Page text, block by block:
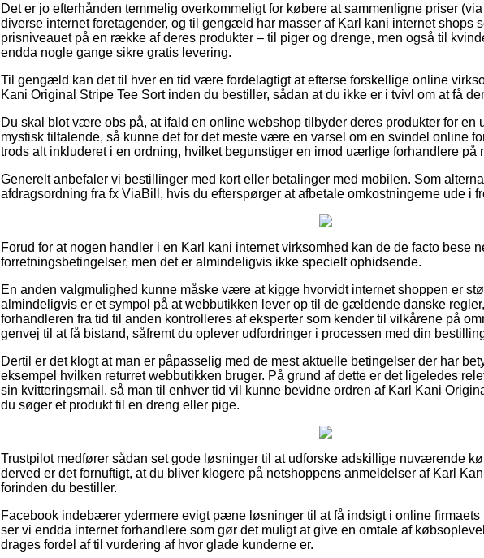
Det er jo efterhånden temmelig overkommeligt for købere at sammenligne priser
diverse internet foretagender, og til gengæld har masser af Karl kani internet shops
prisniveauet på en række af deres produkter – til piger og drenge, men også til
endda nogle gange sikre gratis levering.
Til gengæld kan det til hver en tid være fordelagtigt at efterse forskellige online
Kani Original Stripe Tee Sort inden du bestiller, sådan at du ikke er i tvivl om at få
Du skal blot være obs på, at ifald en online webshop tilbyder deres produkter for en
mystisk tiltalende, så kunne det for det meste være en varsel om en svindel online
trods alt inkluderet i en ordning, hvilket begunstiger en imod uærlige forhandlere på
Generelt anbefaler vi bestillinger med kort eller betalinger med mobilen. Som
afdragsordning fra fx ViaBill, hvis du efterspørger at afbetale omkostningerne ude i
Forud for at nogen handler i en Karl kani internet virksomhed kan de de facto bese
forretningsbetingelser, men det er almindeligvis ikke specielt ophidsende.
En anden valgmulighed kunne måske være at kigge hvorvidt internet shoppen er
almindeligvis er et sympol på at webbutikken lever op til de gældende danske
forhandleren fra tid til anden kontrolleres af eksperter som kender til vilkårene på
genvej til at få bistand, såfremt du oplever udfordringer i processen med din
Dertil er det klogt at man er påpasselig med de mest aktuelle betingelser der har
eksempel hvilken returret webbutikken bruger. På grund af dette er det ligeledes
sin kvitteringsmail, så man til enhver tid vil kunne bevidne ordren af Karl Kani
du søger et produkt til en dreng eller pige.
Trustpilot medfører sådan set gode løsninger til at udforske adskillige nuværende
derved er det fornuftigt, at du bliver klogere på netshoppens anmeldelser af Karl
forinden du bestiller.
Facebook indebærer ydermere evigt pæne løsninger til at få indsigt i online
ser vi endda internet forhandlere som gør det muligt at give en omtale af
drages fordel af til vurdering af hvor glade kunderne er.